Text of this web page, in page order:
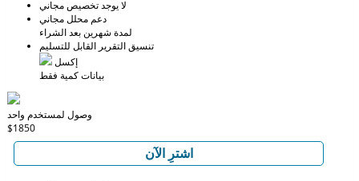
لا يوجد تخصيص مجاني
دعم محلل مجاني
لمدة شهرين بعد الشراء
تنسيق التقرير القابل للتسليم
إكسل
بيانات كمية فقط
وصول لمستخدم واحد
$1850
اشترِ الآن